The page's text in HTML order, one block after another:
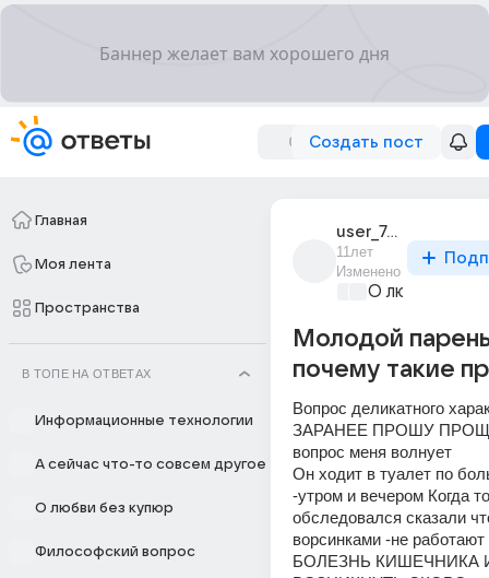
Создать пост
Главная
Моя лента
Пространства
В ТОПЕ НА ОТВЕТАХ
Информационные технологии
А сейчас что-то совсем другое
О любви без купюр
Философский вопрос
user_75242971
11лет
Изменено
О любви без
Молодой
почему такие
Вопрос деликатного
ЗАРАНЕЕ ПРОШУ
вопрос меня волнует
Он ходит в туалет по
-утром и вечером Когда
обследовался сказали
ворсинками -не
БОЛЕЗНЬ КИШЕЧНИКА